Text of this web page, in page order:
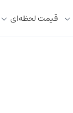
قیمت لحظه‌ای